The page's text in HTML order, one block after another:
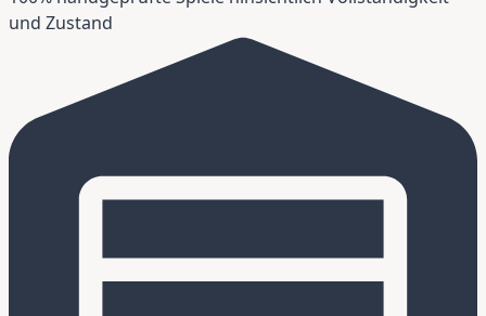
und Zustand